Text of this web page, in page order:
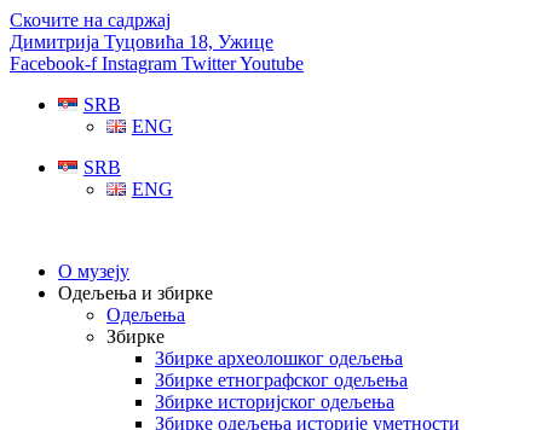
Скочите на садржај
Димитрија Туцовића 18, Ужице
Facebook-f Instagram TwitterYoutube
SRB
ENG
SRB
ENG
О музеју
Одељења и збирке
Одељења
Збирке
Збирке археолошког одељења
Збирке етнографског одељења
Збирке историјског одељења
Збирке одељења историје уметности